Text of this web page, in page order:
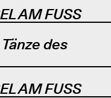
AM FUSS
Tänze des
AM FUSS